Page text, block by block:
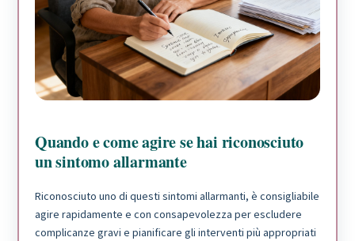
Quando e come agire se hai riconosciuto
un sintomo allarmante
Riconosciuto uno di questi sintomi allarmanti, è consigliabile
agire rapidamente e con consapevolezza per escludere
complicanze gravi e pianificare gli interventi più appropriati